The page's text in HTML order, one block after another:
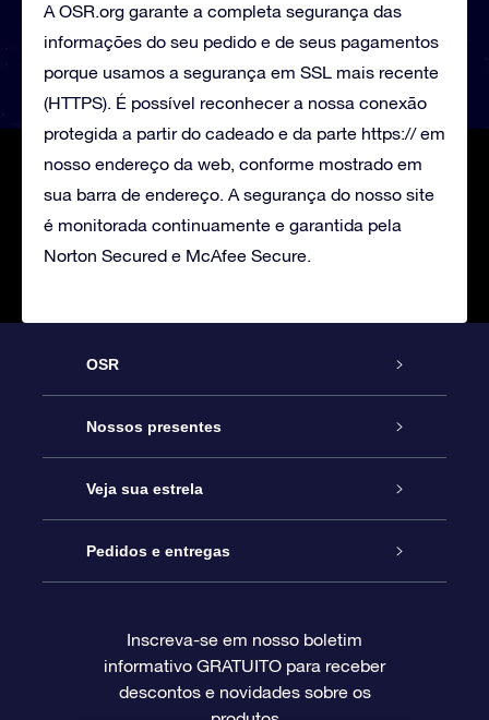
A OSR.org garante a completa segurança das
informações do seu pedido e de seus pagamentos
porque usamos a segurança em SSL mais recente
(HTTPS). É possível reconhecer a nossa conexão
protegida a partir do cadeado e da parte https:// em
nosso endereço da web, conforme mostrado em
sua barra de endereço. A segurança do nosso site
é monitorada continuamente e garantida pela
Norton Secured e McAfee Secure.
OSR
Serviço
Entre em contato conosco
Blog
Avaliações
Nossos presentes
Presente estrelar on-line
Pacote de presente da OSR
O cartão de presente da OSR
Veja sua estrela
Star Register
Página estelar personalizada
Pedidos e entregas
Informações de pagamento
Inscreva-se em nosso boletim
informativo GRATUITO para receber
descontos e novidades sobre os